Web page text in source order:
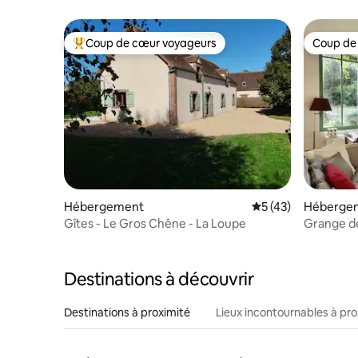
Coups de cœur voyageurs les plus appréciés
Coup de cœur voyageurs
Hébergement Évaluation
5 (43)
Gîtes - Le Gros Chêne - La Loupe
Coup
Coup
Grange
Destinations à découvrir
Destinations à proximité Lieux incontournables à